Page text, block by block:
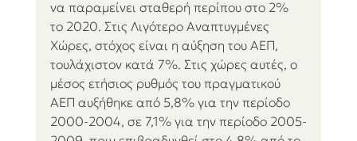
να παραμείνει σταθερή περίπου στο 2%
το 2020. Στις Λιγότερο Αναπτυγμένες
Χώρες, στόχος είναι η αύξηση του ΑΕΠ,
τουλάχιστον κατά 7%. Στις χώρες αυτές, ο
μέσος ετήσιος ρυθμός του πραγματικού
ΑΕΠ αυξήθηκε από 5,8% για την περίοδο
2000-2004, σε 7,1% για την περίοδο 2005-